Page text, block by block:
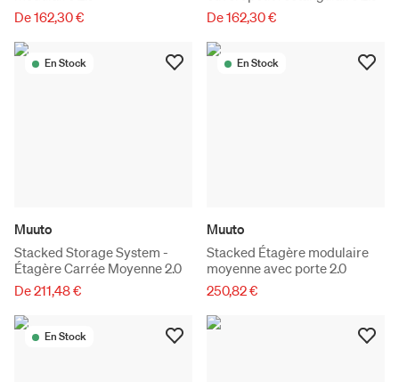
De 162,30 €
De 162,30 €
En Stock
Muuto
Stacked Storage System -
Étagère Carrée Moyenne 2.0
De 211,48 €
En Stock
Muuto
Stacked Étagère modulaire
moyenne avec porte 2.0
250,82 €
En Stock